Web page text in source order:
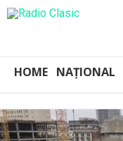
HOME NAȚIONAL